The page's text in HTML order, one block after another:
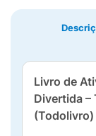
Livro de
Divertida –
(Todolivro)